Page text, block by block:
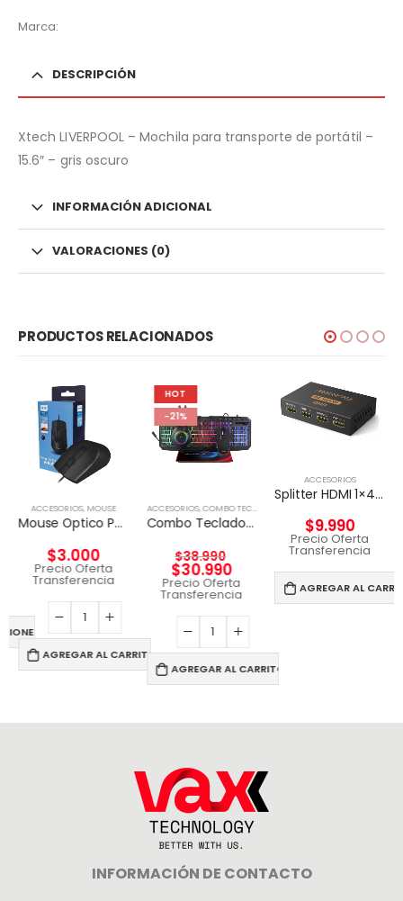
Marca:
DESCRIPCIÓN
Xtech LIVERPOOL – Mochila para transporte de portátil –
15.6″ – gris oscuro
INFORMACIÓN ADICIONAL
VALORACIONES (0)
PRODUCTOS RELACIONADOS
ACCESORIOS, MOUSE
Mouse Optico Philips Cableado SPK7104
$3.000
Precio Oferta
Transferencia
AGREGAR AL CARRITO
HOT
-21%
ACCESORIOS,COMBO TECLADO Y MOUSE
Combo Teclado y Mouse Kit gamer 4 en 1 Taranis Pro
$38.990
$30.990
Precio Oferta
Transferencia
AGREGAR AL CARRITO
ACCESORIOS
Splitter HDMI 1×4 4k UHD 2k Full HD c/fuente 4 pantallas
$9.990
Precio Oferta
Transferencia
AGREGAR AL
INFORMACIÓN DE CONTACTO